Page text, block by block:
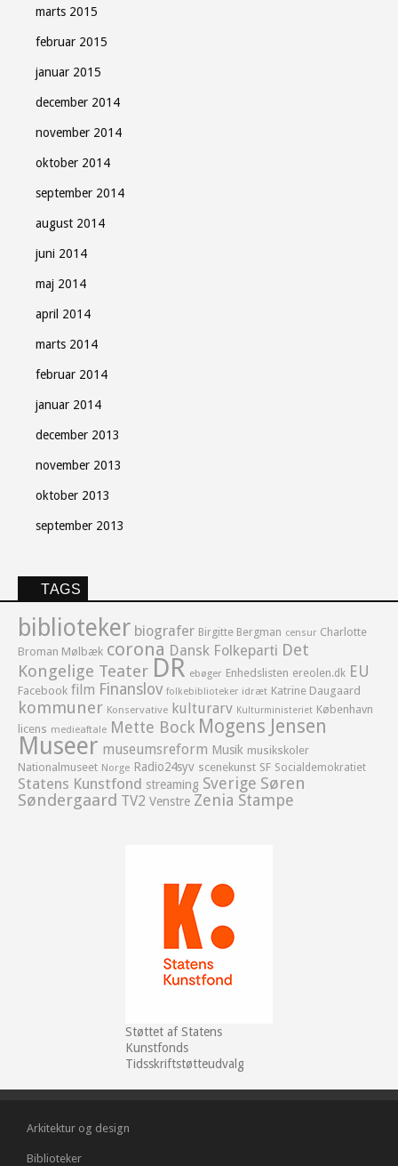
marts 2015
februar 2015
januar 2015
december 2014
november 2014
oktober 2014
september 2014
august 2014
juni 2014
maj 2014
april 2014
marts 2014
februar 2014
januar 2014
december 2013
november 2013
oktober 2013
september 2013
TAGS
biblioteker biografer Birgitte Bergman censur Charlotte
Broman Mølbæk corona Dansk Folkeparti Det
Kongelige Teater DR ebøger Enhedslisten ereolen.dk EU
Facebook film Finanslov folkebiblioteker idræt Katrine Daugaard
kommuner Konservative kulturarv Kulturministeriet København
licens medieaftale Mette Bock Mogens Jensen
Museer museumsreform Musik musikskoler
Nationalmuseet Norge Radio24syv scenekunst SF Socialdemokratiet
Statens Kunstfond streaming Sverige Søren
Søndergaard TV2 Venstre Zenia Stampe
Støttet af Statens
Kunstfonds
Tidsskriftstøtteudvalg
Arkitektur og design
Biblioteker